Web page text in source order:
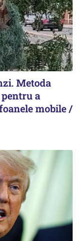
Metoda
a
mobile /